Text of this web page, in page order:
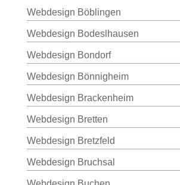
Webdesign Böblingen
Webdesign Bodeslhausen
Webdesign Bondorf
Webdesign Bönnigheim
Webdesign Brackenheim
Webdesign Bretten
Webdesign Bretzfeld
Webdesign Bruchsal